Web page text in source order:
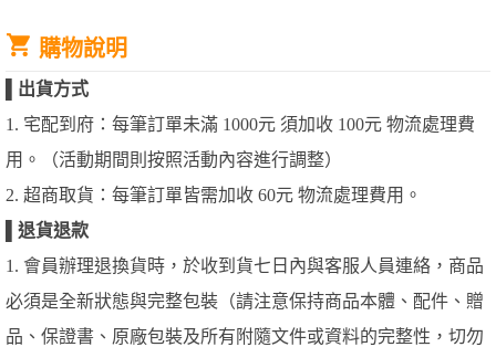
購物說明
出貨方式
1. 宅配到府：每筆訂單未滿 1000元 須加收 100元 物流處理費
用。（活動期間則按照活動內容進行調整）
2. 超商取貨：每筆訂單皆需加收 60元 物流處理費用。
退貨退款
1. 會員辦理退換貨時，於收到貨七日內與客服人員連絡，商品
必須是全新狀態與完整包裝（請注意保持商品本體、配件、贈
品、保證書、原廠包裝及所有附隨文件或資料的完整性，切勿